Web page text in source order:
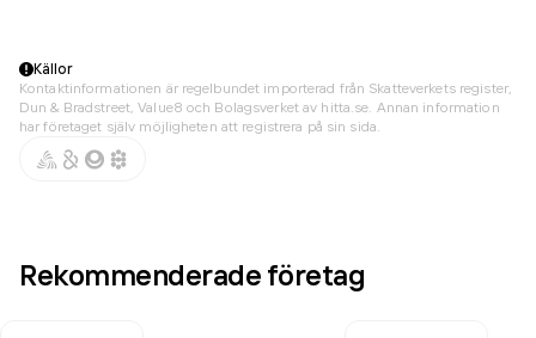
Källor
Kontaktinformationen är regelbundet importerad från Skatteverkets register,
Dun & Bradstreet, Value8 och Bolagsverket av hitta.se. Annan information
har företaget själv möjligheten att registrera på sin sida.
Rekommenderade företag